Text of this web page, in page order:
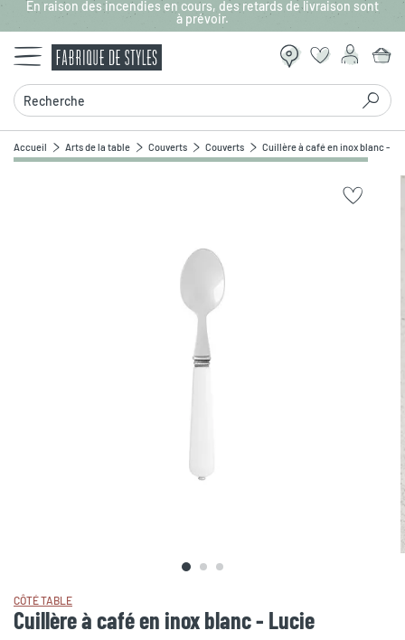
Aller au contenu principal
En raison des incendies en cours, des retards de livraison sont
à prévoir.
Recherche
Accueil Arts de la table Couverts Couverts Cuillère à café en inox blanc -
CÔTÉ TABLE
Cuillère à café en inox blanc - Lucie